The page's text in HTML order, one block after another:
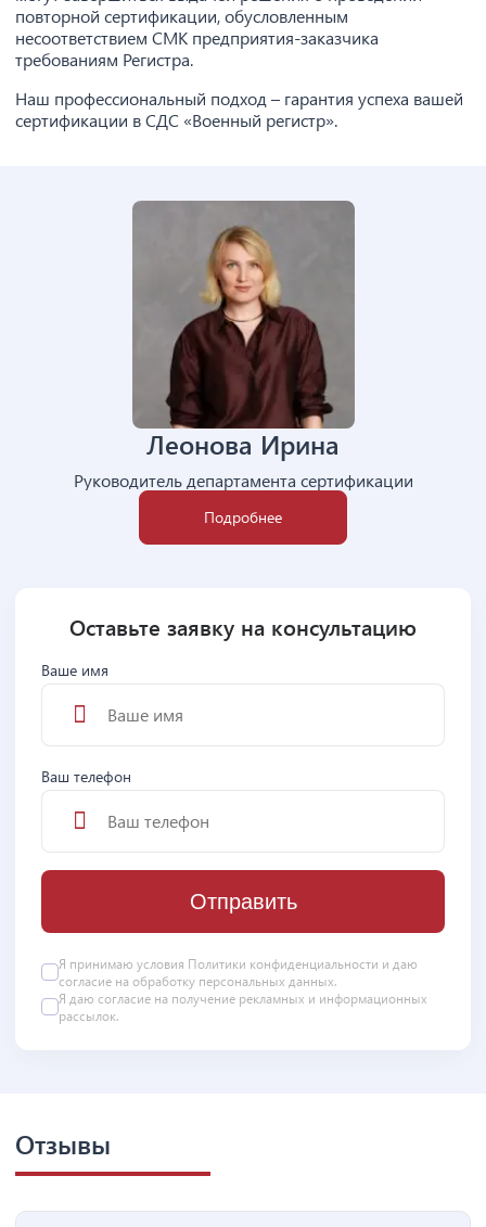
повторной сертификации, обусловленным
несоответствием СМК предприятия-заказчика
требованиям Регистра.
Наш профессиональный подход – гарантия успеха вашей
сертификации в СДС «Военный регистр».
Леонова Ирина
Руководитель департамента сертификации
Подробнее
Оставьте заявку на консультацию
Ваше имя
Ваш телефон
Отправить
Я принимаю условия Политики конфиденциальности и даю
согласие на обработку персональных данных.
Я даю согласие на получение рекламных и информационных
рассылок.
Отзывы